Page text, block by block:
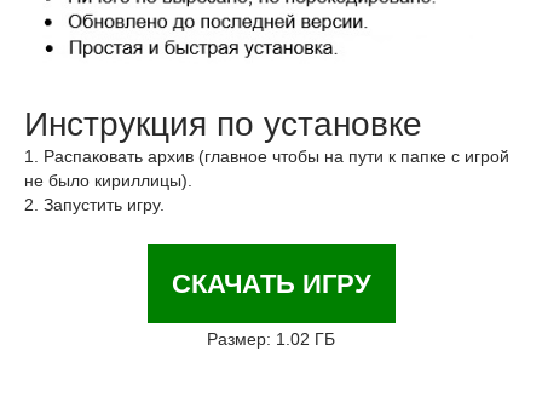
Инструкция по установке
1. Распаковать архив (главное чтобы на пути к папке с игрой
не было кириллицы).
2. Запустить игру.
СКАЧАТЬ ИГРУ
Размер: 1.02 ГБ